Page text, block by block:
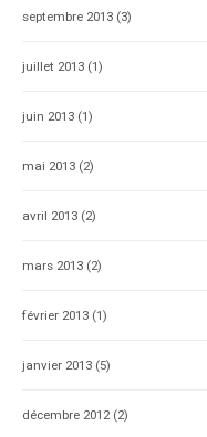
septembre 2013 (3)
juillet 2013 (1)
juin 2013 (1)
mai 2013 (2)
avril 2013 (2)
mars 2013 (2)
février 2013 (1)
janvier 2013 (5)
décembre 2012(2)